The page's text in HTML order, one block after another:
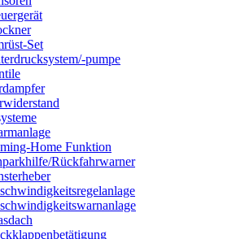
Set
pumpe
Home Funktion
Rückfahrwarner